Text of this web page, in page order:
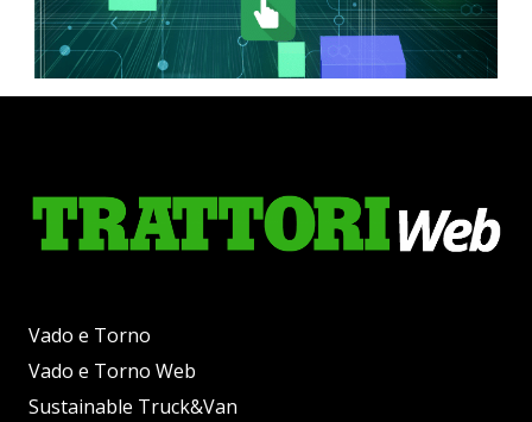
Vado e Torno
Vado e Torno Web
Sustainable Truck&Van